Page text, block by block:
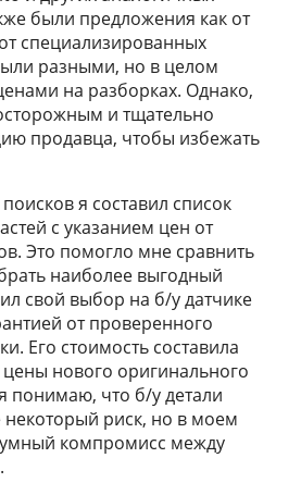
были предложения как от
специализированных
разными, но в целом
на разборках. Однако,
и тщательно
продавца, чтобы избежать
я составил список
с указанием цен от
Это помогло мне сравнить
наиболее выгодный
свой выбор на б/у датчике
от проверенного
Его стоимость составила
нового оригинального
понимаю, что б/у детали
некоторый риск, но в моем
компромисс между